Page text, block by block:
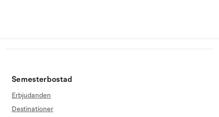
Semesterbostad
Erbjudanden
Destinationer